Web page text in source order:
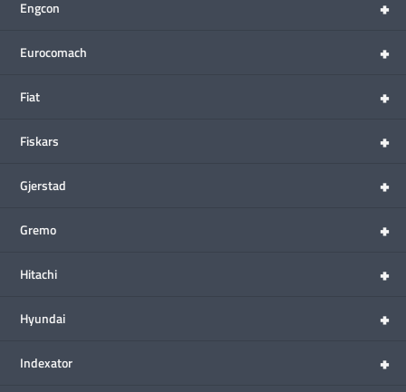
+
Engcon
+
Eurocomach
+
Fiat
+
Fiskars
+
Gjerstad
+
Gremo
+
Hitachi
+
Hyundai
+
Indexator